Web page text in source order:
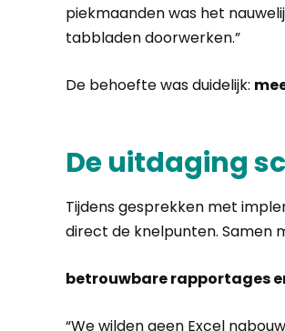
piekmaanden was het
tabbladen doorwerken.”
De behoefte was duidelijk:
De uitdaging
Tijdens gesprekken met
direct de knelpunten. Samen
betrouwbare rapportages
“We wilden geen Excel